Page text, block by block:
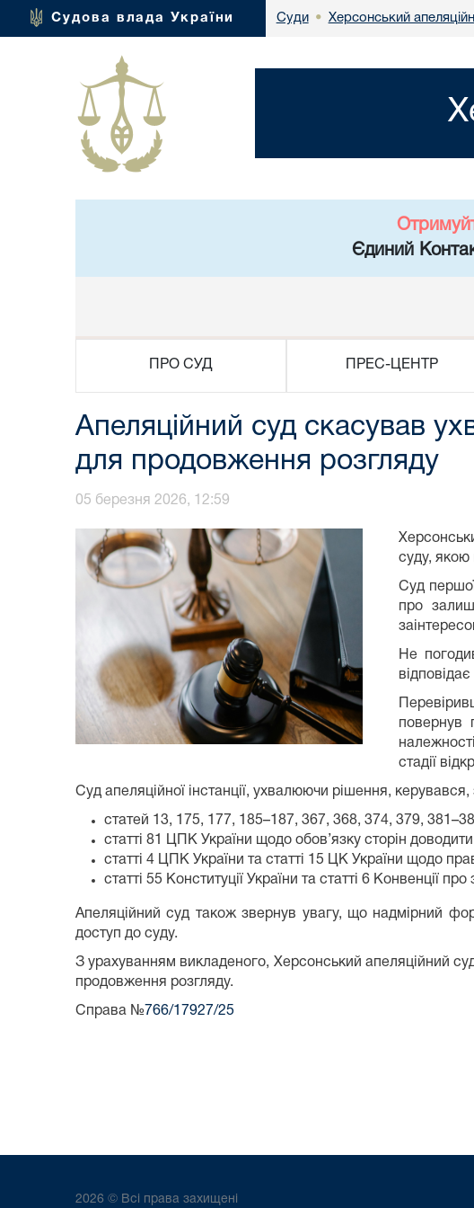
Судова влада України Суди • Херсонський
Єдиний
ПРО СУД ПРЕС-ЦЕНТР
Апеляційний суд скасував
для продовження розгляду
05 березня 2026, 12:59
суду, якою
Суд
про
Не
повернув
стадії
Суд апеляційної інстанції, ухвалюючи рішення,
статей 13, 175, 177, 185–187, 367, 368, 374, 379,
статті 81 ЦПК України щодо обов’язку сторін
статті 4 ЦПК України та статті 15 ЦК України щодо
статті 55 Конституції України та статті 6
Апеляційний суд також звернув увагу, що надмірний
доступ до суду.
З урахуванням викладеного, Херсонський апеляційний
продовження розгляду.
Справа № 766/17927/25
2026 © Всі права захищені